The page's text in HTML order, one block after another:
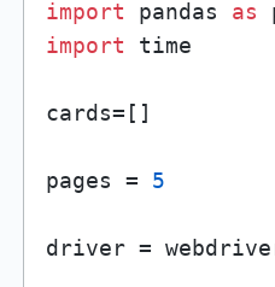
import pandas as
import time
cards=[]
pages = 5
driver =